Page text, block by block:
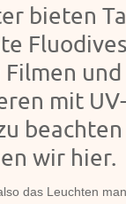
bieten
Filmen und
mit
wir hier.
das Leuchten